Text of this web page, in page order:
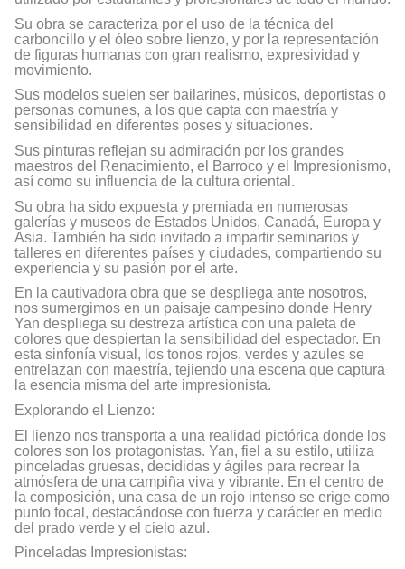
Su obra se caracteriza por el uso de la técnica del
carboncillo y el óleo sobre lienzo, y por la representación
de figuras humanas con gran realismo, expresividad y
movimiento.
Sus modelos suelen ser bailarines, músicos, deportistas o
personas comunes, a los que capta con maestría y
sensibilidad en diferentes poses y situaciones.
Sus pinturas reflejan su admiración por los grandes
maestros del Renacimiento, el Barroco y el Impresionismo,
así como su influencia de la cultura oriental.
Su obra ha sido expuesta y premiada en numerosas
galerías y museos de Estados Unidos, Canadá, Europa y
Asia. También ha sido invitado a impartir seminarios y
talleres en diferentes países y ciudades, compartiendo su
experiencia y su pasión por el arte.
En la cautivadora obra que se despliega ante nosotros,
nos sumergimos en un paisaje campesino donde Henry
Yan despliega su destreza artística con una paleta de
colores que despiertan la sensibilidad del espectador. En
esta sinfonía visual, los tonos rojos, verdes y azules se
entrelazan con maestría, tejiendo una escena que captura
la esencia misma del arte impresionista.
Explorando el Lienzo:
El lienzo nos transporta a una realidad pictórica donde los
colores son los protagonistas. Yan, fiel a su estilo, utiliza
pinceladas gruesas, decididas y ágiles para recrear la
atmósfera de una campiña viva y vibrante. En el centro de
la composición, una casa de un rojo intenso se erige como
punto focal, destacándose con fuerza y carácter en medio
del prado verde y el cielo azul.
Pinceladas Impresionistas: